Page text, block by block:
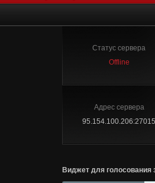
Статус сервера
Offline
Адрес сервера
95.154.100.206:27015
Виджет для голосования